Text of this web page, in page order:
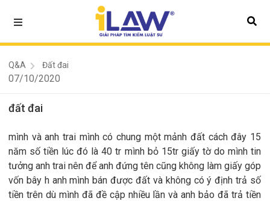
Q&A Đất đai
07/10/2020
đất đai
mình và anh trai mình có chung một mảnh đất cách đây 15
năm số tiền lúc đó là 40 tr mình bỏ 15tr giấy tờ do mình tin
tưởng anh trai nên để anh đứng tên cũng không làm giấy góp
vốn bây h anh mình bán được đất và không có ý định trả số
tiền trên dù mình đã đề cập nhiều lần và anh bảo đã trả tiền